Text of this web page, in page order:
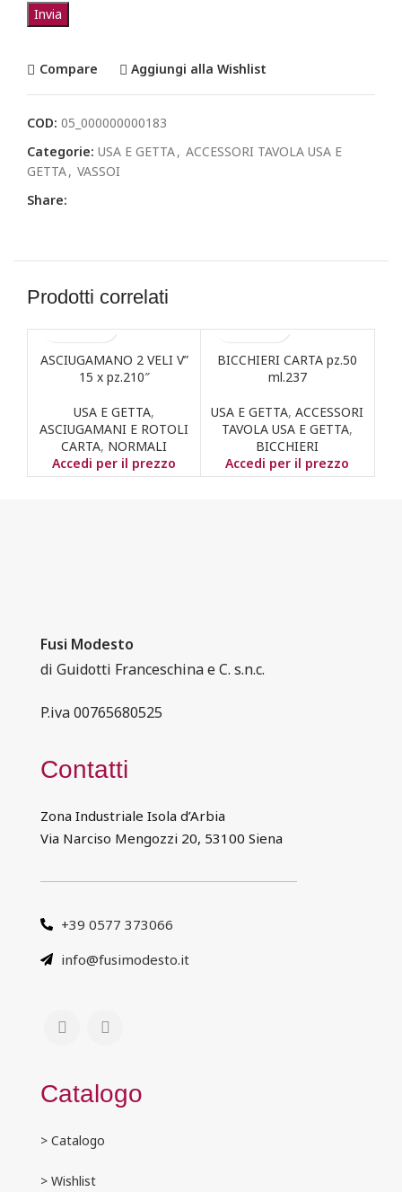
Compare Aggiungi alla Wishlist
COD: 05_000000000183
Categorie: USA E GETTA, ACCESSORI TAVOLA USA E
GETTA, VASSOI
Share:
Prodotti correlati
ASCIUGAMANO 2 VELI V”
15 x pz.210″
USA E GETTA,
ASCIUGAMANI E ROTOLI
CARTA, NORMALI
Accedi per il prezzo
BICCHIERI CARTA pz.50
ml.237
USA E GETTA, ACCESSORI
TAVOLA USA E GETTA,
BICCHIERI
Accedi per il prezzo
Fusi Modesto
di Guidotti Franceschina e C. s.n.c.
P.iva 00765680525
Contatti
Zona Industriale Isola d’Arbia
Via Narciso Mengozzi 20, 53100 Siena
+39 0577 373066
info@fusimodesto.it
Catalogo
> Catalogo
> Wishlist